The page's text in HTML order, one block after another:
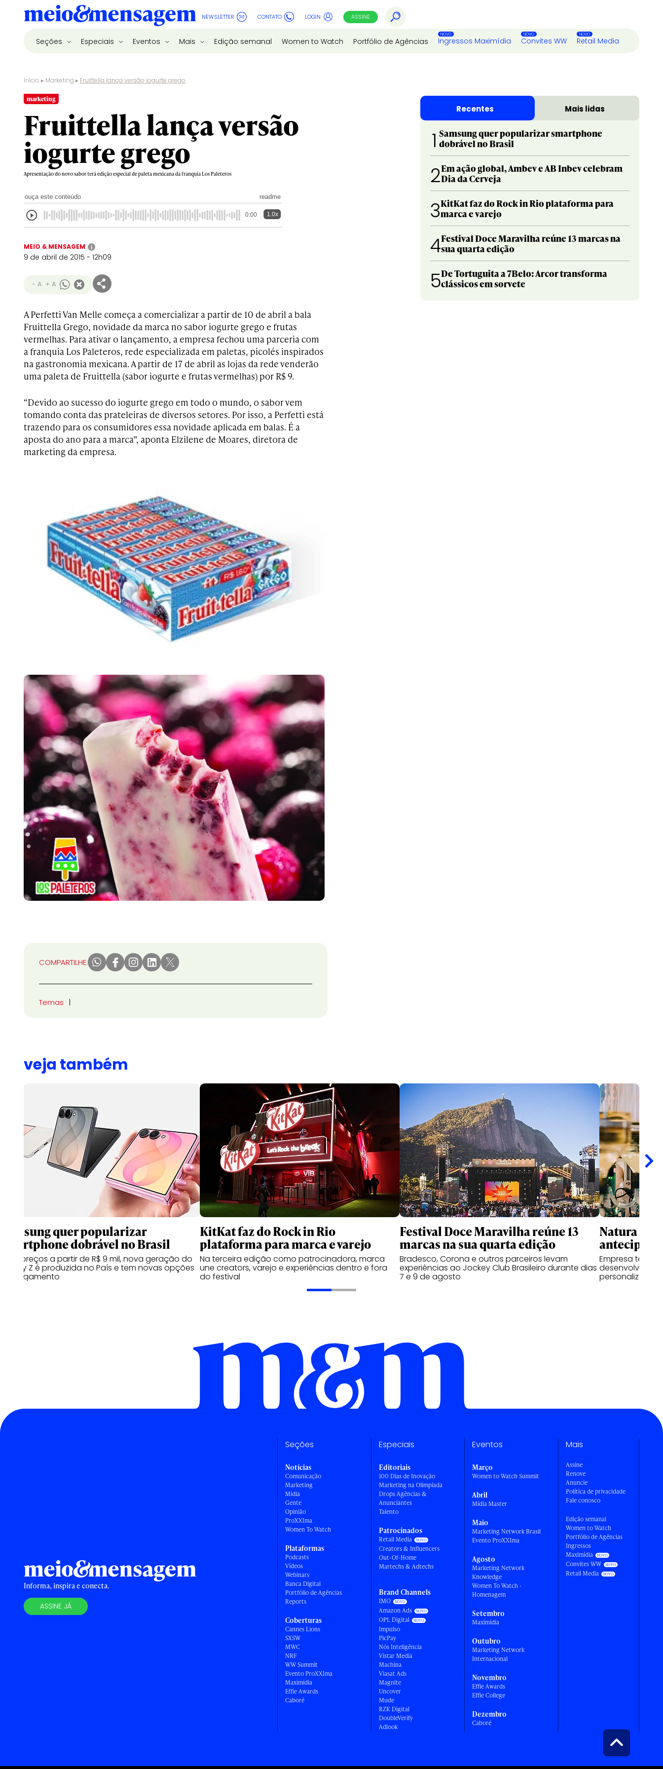
NEWSLETTER CONTATO LOGIN ASSINE
Seções Especiais Eventos Mais Edição semanal Women to Watch Portfólio de Agências Ingressos Maximídia Convites WW Retail Media
Início ▸ Marketing ▸ Fruittella lança versão iogurte grego
marketing
Fruittella lança versão
iogurte grego
Apresentação do novo sabor terá edição especial de paleta mexicana da franquia Los Paleteros
ouça este conteúdo readme
0:00 1.0x
MEIO & MENSAGEM i
9 de abril de 2015 - 12h09
- A + A
A Perfetti Van Melle começa a comercializar a partir de 10 de abril a bala
Fruittella Grego, novidade da marca no sabor iogurte grego e frutas
vermelhas. Para ativar o lançamento, a empresa fechou uma parceria com
a franquia Los Paleteros, rede especializada em paletas, picolés inspirados
na gastronomia mexicana. A partir de 17 de abril as lojas da rede venderão
uma paleta de Fruittella (sabor iogurte e frutas vermelhas) por R$ 9.
“Devido ao sucesso do iogurte grego em todo o mundo, o sabor vem
tomando conta das prateleiras de diversos setores. Por isso, a Perfetti está
trazendo para os consumidores essa novidade aplicada em balas. É a
aposta do ano para a marca”, aponta Elzilene de Moares, diretora de
marketing da empresa.
COMPARTILHE:
Temas
Recentes Mais lidas
1 Samsung quer popularizar smartphone
dobrável no Brasil
2Em ação global, Ambev e AB Inbev celebram
Dia da Cerveja
3KitKat faz do Rock in Rio plataforma para
marca e varejo
4Festival Doce Maravilha reúne 13 marcas na
sua quarta edição
5De Tortuguita a 7Belo: Arcor transforma
clássicos em sorvete
veja também
Samsung quer popularizar
smartphone dobrável no Brasil
Com preços a partir de R$ 9 mil, nova geração do
Galaxy Z é produzida no País e tem novas opções
de pagamento
KitKat faz do Rock in Rio
plataforma para marca e varejo
Na terceira edição como patrocinadora, marca
une creators, varejo e experiências dentro e fora
do festival
Festival Doce Maravilha reúne 13
marcas na sua quarta edição
Bradesco, Corona e outros parceiros levam
experiências ao Jockey Club Brasileiro durante dias
7 e 9 de agosto
Natura
antecipar
Empresa testa
desenvolvem
personalizadas
Informa, inspira e conecta.
ASSINE JÁ
Seções
Notícias
Comunicação
Marketing
Mídia
Gente
Opinião
ProXXIma
Women To Watch
Plataformas
Podcasts
Vídeos
Webinars
Banca Digital
Portfólio de Agências
Reports
Coberturas
Cannes Lions
SXSW
MWC
NRF
WW Summit
Evento ProXXIma
Maximídia
Effie Awards
Caboré
Especiais
Editoriais
100 Dias de Inovação
Marketing na Olimpíada
Drops Agências &
Anunciantes
Talento
Patrocinados
Retail Media
Creators & Influencers
Out-Of-Home
Martechs & Adtechs
Brand Channels
IMO
Amazon Ads
OPL Digital
Impulso
PicPay
Nós Inteligência
Vistar Media
Machina
Viasat Ads
Magnite
Uncover
Mude
RZK Digital
DoubleVerify
Adlook
Eventos
Março
Women to Watch Summit
Abril
Mídia Master
Maio
Marketing Network Brasil
Evento ProXXIma
Agosto
Marketing Network
Knowledge
Women To Watch -
Homenagem
Setembro
Maximídia
Outubro
Marketing Network
Internacional
Novembro
Effie Awards
Effie College
Dezembro
Caboré
Mais
Assine
Renove
Anuncie
Política de privacidade
Fale conosco
Edição semanal
Women to Watch
Portfólio de Agências
Ingressos
Maximídia
Convites WW
Retail Media